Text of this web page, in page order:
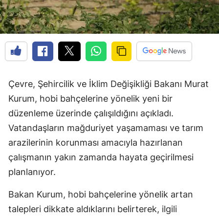
Çevre, Şehircilik ve İklim Değişikliği Bakanı Murat
Kurum, hobi bahçelerine yönelik yeni bir
düzenleme üzerinde çalışıldığını açıkladı.
Vatandaşların mağduriyet yaşamaması ve tarım
arazilerinin korunması amacıyla hazırlanan
çalışmanın yakın zamanda hayata geçirilmesi
planlanıyor.
Bakan Kurum, hobi bahçelerine yönelik artan
talepleri dikkate aldıklarını belirterek, ilgili